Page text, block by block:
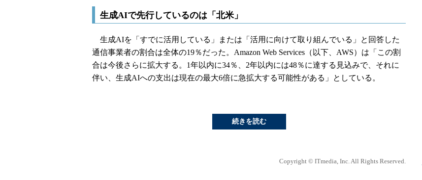
生成AIで先行しているのは「北米」
生成AIを「すでに活用している」または「活用に向けて取り組んでいる」と回答した
通信事業者の割合は全体の19％だった。Amazon Web Services（以下、AWS）は「この割
合は今後さらに拡大する。1年以内に34％、2年以内には48％に達する見込みで、それに
伴い、生成AIへの支出は現在の最大6倍に急拡大する可能性がある」としている。
続きを読む
Copyright © ITmedia, Inc. All Rights Reserved.